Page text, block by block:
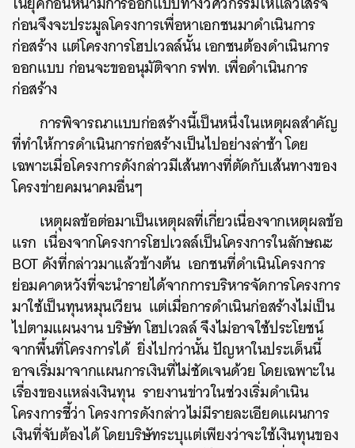
ก่อนจึงจะประมูลโครงการเพื่อหาเอกชนมาดำเนินการ
ก่อสร้าง แต่โครงการโฮปเวลล์นั้น เอกชนต้องดำเนินการ
ออกแบบ ก่อนจะขออนุมัติจาก รฟท. เพื่อดำเนินการ
ก่อสร้าง
การพิจารณาแบบก่อสร้างนี้เป็นหนึ่งในเหตุผลสำคัญ
ที่ทำให้การดำเนินการก่อสร้างเป็นไปอย่างล่าช้า โดย
เฉพาะเมื่อโครงการดังกล่าวมีเส้นทางที่ตัดกับเส้นทางของ
โครงข่ายคมนาคมอื่นๆ
เหตุผลข้อต่อมาเป็นเหตุผลที่เกี่ยวเนื่องจากเหตุผลข้อ
แรก เนื่องจากโครงการโฮปเวลล์เป็นโครงการในลักษณะ
BOT ดังที่กล่าวมาแล้วข้างต้น เอกชนที่ดำเนินโครงการ
ย่อมคาดหวังที่จะนำรายได้จากการบริหารจัดการโครงการ
มาใช้เป็นทุนหมุนเวียน แต่เมื่อการดำเนินก่อสร้างไม่เป็น
ไปตามแผนงาน บริษัท โฮปเวลล์ จึงไม่อาจใช้ประโยชน์
จากพื้นที่โครงการได้ ยิ่งไปกว่านั้นปัญหาในประเด็นนี้
อาจเริ่มมาจากแผนการเงินที่ไม่ชัดเจนด้วย โดยเฉพาะใน
เรื่องของแหล่งเงินทุนรายงานข่าวในช่วงเริ่มดำเนิน
โครงการชี้ว่า โครงการดังกล่าวไม่มีรายละเอียดแผนการ
เงินที่จับต้องได้ โดยบริษัทระบุแต่เพียงว่าจะใช้เงินทุนของ